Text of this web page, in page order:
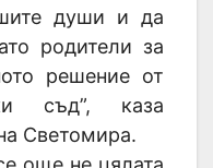
души и да
родители за
решение от
съд”, каза
Светомира.